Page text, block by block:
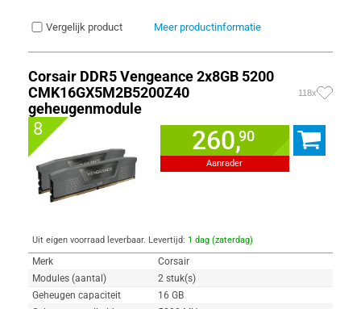
Vergelijk product Meer productinformatie
Corsair DDR5 Vengeance 2x8GB 5200
CMK16GX5M2B5200Z40
geheugenmodule
118x
8 260,90
Aanrader
Uit eigen voorraad leverbaar. Levertijd: 1 dag (zaterdag)
Merk
Corsair
Modules (aantal)
2 stuk(s)
Geheugen capaciteit
16 GB